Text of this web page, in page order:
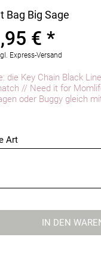
Bag Big Sage
€ *
Express-Versand
die Key Chain Black
// Need it for
oder Buggy gleich
IN DEN